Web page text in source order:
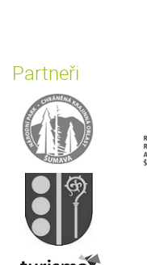
Partneři